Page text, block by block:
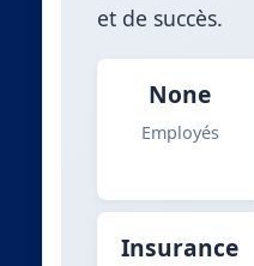
et de succès.
None
Employés
Insurance